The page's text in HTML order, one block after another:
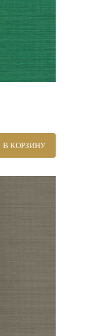
В КОРЗИНУ